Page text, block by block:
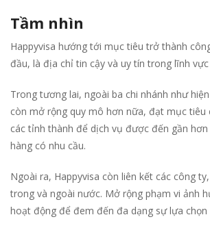
Tầm nhìn
Happyvisa hướng tới mục tiêu trở thành
đầu, là địa chỉ tin cậy và uy tín trong lĩnh
Trong tương lai, ngoài ba chi nhánh như
còn mở rộng quy mô hơn nữa, đạt mục tiêu
các tỉnh thành để dịch vụ được đến gần
hàng có nhu cầu.
Ngoài ra, Happyvisa còn liên kết các công
trong và ngoài nước. Mở rộng phạm vi ảnh
hoạt động để đem đến đa dạng sự lựa chọn